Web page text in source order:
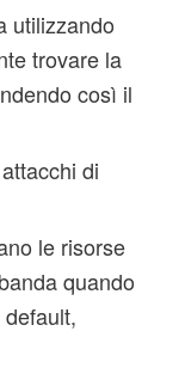
utilizzando
trovare la
così il
di
le risorse
quando